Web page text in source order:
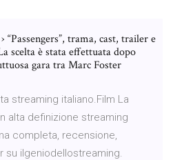
“Passengers”, trama, cast, trailer e
scelta è stata effettuata dopo
gara tra Marc Foster
streaming italiano.Film La
alta definizione streaming
completa, recensione,
su ilgeniodellostreaming.